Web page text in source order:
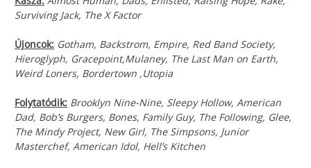
Surviving Jack, The X Factor
Újoncok: Gotham, Backstrom, Empire, Red Band Society,
Hieroglyph, Gracepoint,Mulaney, The Last Man on Earth,
Weird Loners, Bordertown ,Utopia
Folytatódik: Brooklyn Nine-Nine, Sleepy Hollow, American
Dad, Bob’s Burgers, Bones, Family Guy, The Following, Glee,
The Mindy Project, New Girl, The Simpsons, Junior
Masterchef, American Idol, Hell’s Kitchen